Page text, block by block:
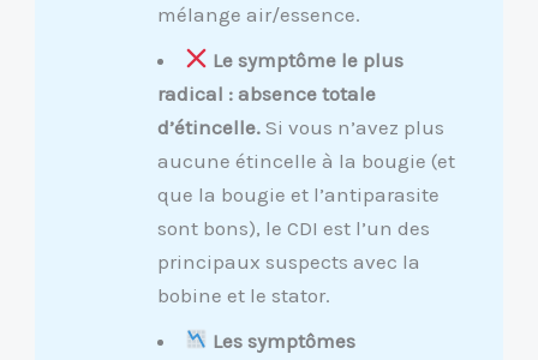
mélange air/essence.
Le symptôme le plus
radical : absence totale
d’étincelle.Si vous n’avez plus
aucune étincelle à la bougie (et
que la bougie et l’antiparasite
sont bons), le CDI est l’un des
principaux suspects avec la
bobine et le stator.
Les symptômes